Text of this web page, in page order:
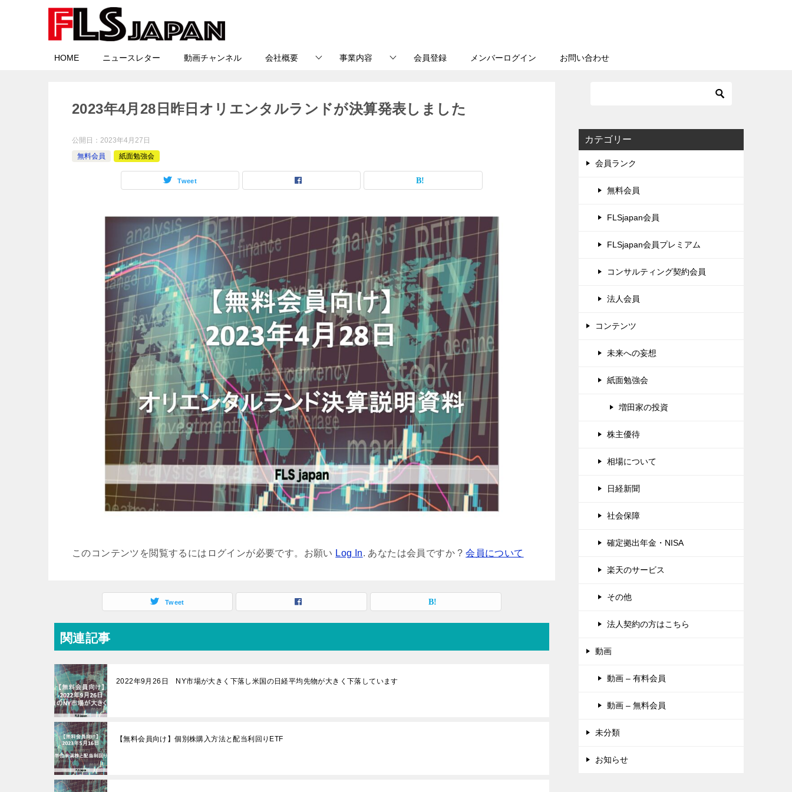
HOME ニュースレター 動画チャンネル 会社概要 事業内容 会員登録 メンバーログイン お問い合わせ
2023年4月28日昨日オリエンタルランドが決算発表しました
公開日： 2023年4月27日
無料会員
紙面勉強会
Tweet
このコンテンツを閲覧するにはログインが必要です。お願い Log In. あなたは会員ですか ?会員について
Tweet
関連記事
2022年9月26日 NY市場が大きく下落し米国の日経平均先物が大きく下落しています
【無料会員向け】個別株購入方法と配当利回りETF
カテゴリー
会員ランク
無料会員
FLSjapan会員
FLSjapan会員プレミアム
コンサルティング契約会員
法人会員
コンテンツ
未来への妄想
紙面勉強会
増田家の投資
株主優待
相場について
日経新聞
社会保障
確定拠出年金・NISA
楽天のサービス
その他
法人契約の方はこちら
動画
動画 – 有料会員
動画 – 無料会員
未分類
お知らせ